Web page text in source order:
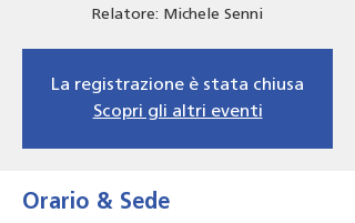
Relatore: Michele Senni
La registrazione è stata chiusa
Scopri gli altri eventi
Orario & Sede